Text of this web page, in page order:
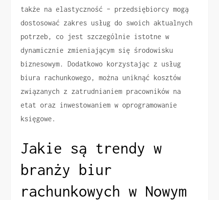
także na elastyczność – przedsiębiorcy mogą
dostosować zakres usług do swoich aktualnych
potrzeb, co jest szczególnie istotne w
dynamicznie zmieniającym się środowisku
biznesowym. Dodatkowo korzystając z usług
biura rachunkowego, można uniknąć kosztów
związanych z zatrudnianiem pracowników na
etat oraz inwestowaniem w oprogramowanie
księgowe.
Jakie są trendy w
branży biur
rachunkowych w Nowym